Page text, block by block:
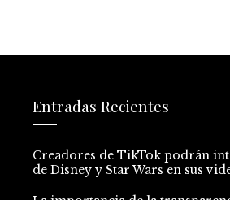
Entradas Recientes
Creadores de TikTok podrán
de Disney y Star Wars en sus